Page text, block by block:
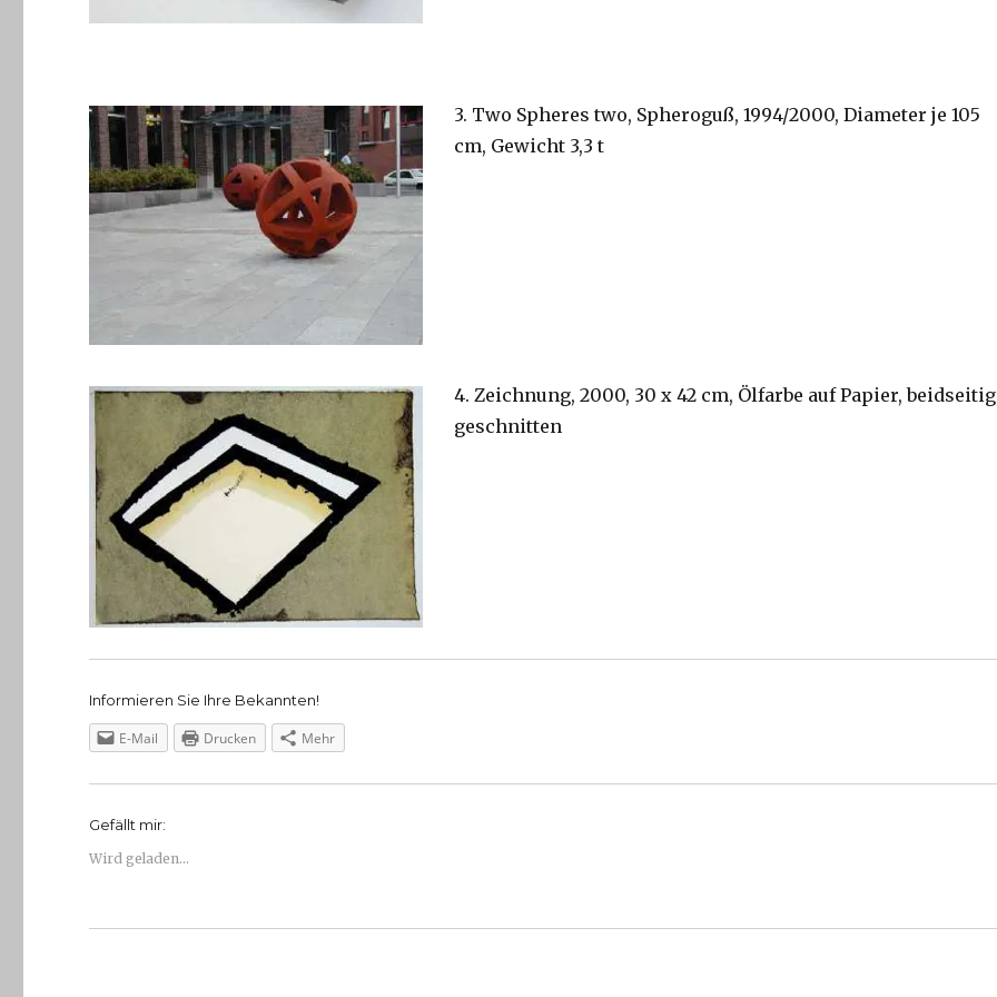
3. Two Spheres two, Spheroguß, 1994/2000, Diameter je 105
cm, Gewicht 3,3 t
4. Zeichnung, 2000, 30 x 42 cm, Ölfarbe auf Papier,
geschnitten
Informieren Sie Ihre Bekannten!
E-Mail Drucken Mehr
Gefällt mir:
Wird geladen...